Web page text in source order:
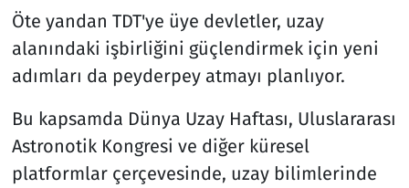
Öte yandan TDT'ye üye devletler, uzay
alanındaki işbirliğini güçlendirmek için yeni
adımları da peyderpey atmayı planlıyor.
Bu kapsamda Dünya Uzay Haftası, Uluslararası
Astronotik Kongresi ve diğer küresel
platformlar çerçevesinde, uzay bilimlerinde